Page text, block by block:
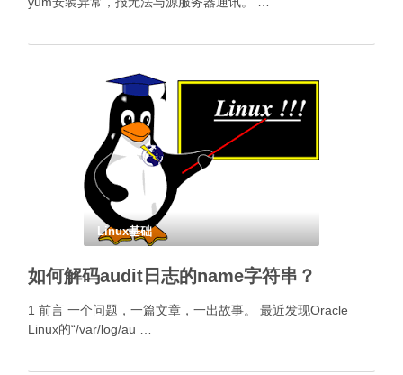
Linux基础
如何解码audit日志的name字符串？
1 前言 一个问题，一篇文章，一出故事。 最近发现Oracle
Linux的“/var/log/au …